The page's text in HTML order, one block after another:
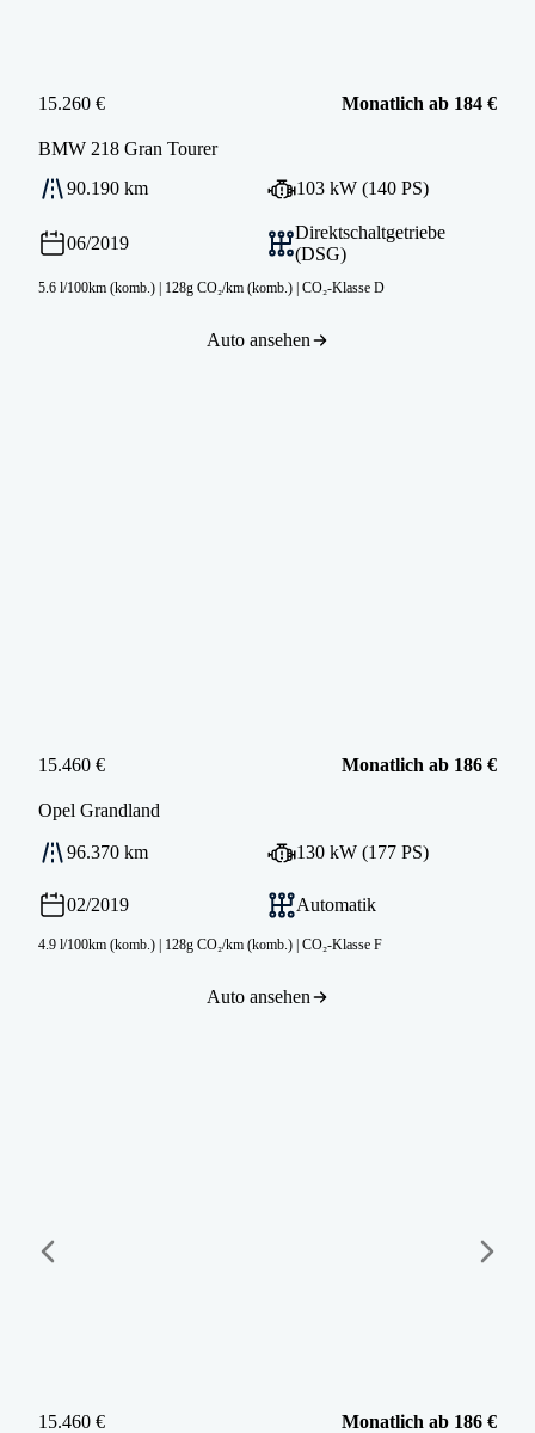
15.260 € Monatlich ab 184 €
BMW 218 Gran Tourer
90.190 km
103 kW (140 PS)
06/2019
Direktschaltgetriebe
(DSG)
5.6 l/100km (komb.) | 128g CO₂/km (komb.) | CO₂-Klasse D
Auto ansehen
15.460 € Monatlich ab 186 €
Opel Grandland
96.370 km 130 kW (177 PS)
02/2019 Automatik
4.9 l/100km (komb.) | 128g CO₂/km (komb.) | CO₂-Klasse F
Auto ansehen
15.460 € Monatlich ab 186 €